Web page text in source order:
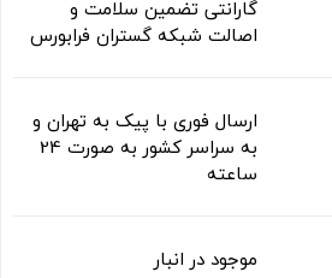
گارانتی تضمین سلامت و
اصالت شبکه گستران فرابورس
ارسال فوری با پیک به تهران و
به سراسر کشور به صورت 24
ساعته
موجود در انبار